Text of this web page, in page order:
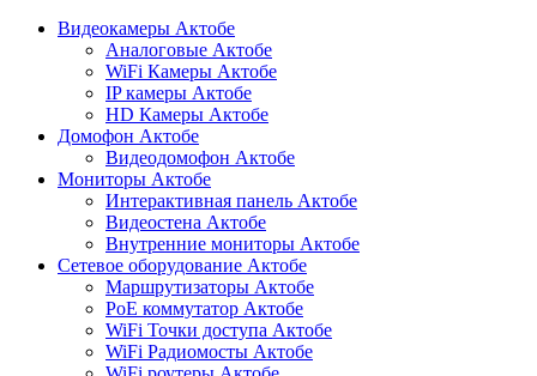
Видеокамеры Актобе
Аналоговые Актобе
WiFi Камеры Актобе
IP камеры Актобе
HD Камеры Актобе
Домофон Актобе
Видеодомофон Актобе
Мониторы Актобе
Интерактивная панель Актобе
Видеостена Актобе
Внутренние мониторы Актобе
Сетевое оборудование Актобе
Маршрутизаторы Актобе
PoE коммутатор Актобе
WiFi Точки доступа Актобе
WiFi Радиомосты Актобе